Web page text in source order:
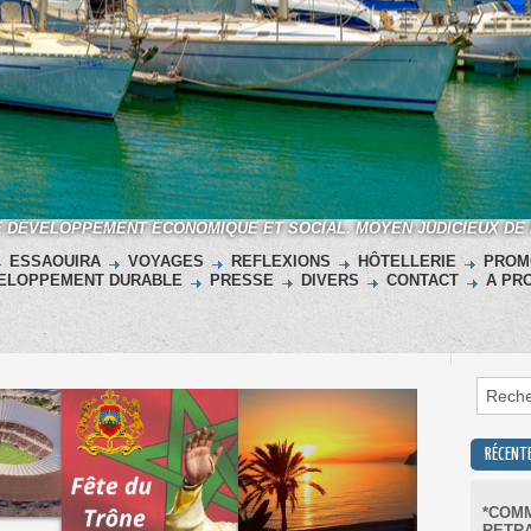
ÉCONOMIQUE ET SOCIAL. MOYEN JUDICIEUX
ESSAOUIRA VOYAGES REFLEXIONS HÔTELLERIE
DURABLE
PRESSE DIVERS CONTACT A